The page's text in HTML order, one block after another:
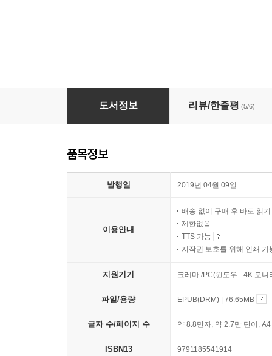
부동산 효녀 아임해피의 똑똑한 부동산 투자 (개
도서정보 리뷰/한줄평 (5/6)
품목정보
발행일 2019년 04월 09일
이용안내
배송 없이 구매 후 바로 읽기
제한없음
TTS 가능
저작권 보호를 위해 인쇄 기
지원기기 크레마 /PC(윈도우 - 4K 모
파일/용량 EPUB(DRM) | 76.65MB
글자 수/페이지 수 약 8.8만자, 약 2.7만 단어,
ISBN13 9791185541914